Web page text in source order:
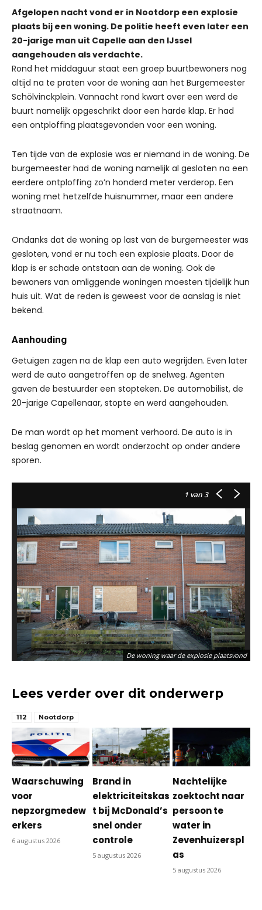
Afgelopen nacht vond er in Nootdorp een explosie
plaats bij een woning. De politie heeft even later een
20-jarige man uit Capelle aan den IJssel
aangehouden als verdachte.
Rond het middaguur staat een groep buurtbewoners nog
altijd na te praten voor de woning aan het Burgemeester
Schölvinckplein. Vannacht rond kwart over een werd de
buurt namelijk opgeschrikt door een harde klap. Er had
een ontploffing plaatsgevonden voor een woning.
Ten tijde van de explosie was er niemand in de woning. De
burgemeester had de woning namelijk al gesloten na een
eerdere ontploffing zo’n honderd meter verderop. Een
woning met hetzelfde huisnummer, maar een andere
straatnaam.
Ondanks dat de woning op last van de burgemeester was
gesloten, vond er nu toch een explosie plaats. Door de
klap is er schade ontstaan aan de woning. Ook de
bewoners van omliggende woningen moesten tijdelijk hun
huis uit. Wat de reden is geweest voor de aanslag is niet
bekend.
Aanhouding
Getuigen zagen na de klap een auto wegrijden. Even later
werd de auto aangetroffen op de snelweg. Agenten
gaven de bestuurder een stopteken. De automobilist, de
20-jarige Capellenaar, stopte en werd aangehouden.
De man wordt op het moment verhoord. De auto is in
beslag genomen en wordt onderzocht op onder andere
sporen.
1 van 3
De woning waar de explosie plaatsvond
Lees verder over dit onderwerp
112 Nootdorp
Waarschuwing
voor
nepzorgmedew
erkers
6 augustus 2026
Brand in
elektriciteitskas
t bij McDonald’s
snel onder
controle
5 augustus 2026
Nachtelijke
zoektocht naar
persoon te
water in
Zevenhuizerspl
as
5 augustus 2026